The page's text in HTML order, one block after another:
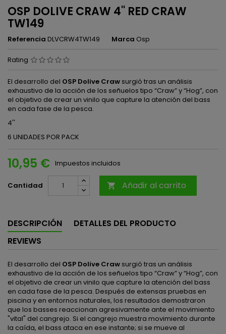
OSP DOLIVE CRAW 4'' RED CRAW
TW149
Referencia DLVCRW4TW149 Marca Osp
Rating
El desarrollo del OSP Dolive Craw surgió tras un análisis
exhaustivo de la acción de los señuelos tipo “Craw” y “Hog”, con
el objetivo de crear un vinilo que capture la atención del bass
en cada fase de la pesca.
4''
6 UNIDADES POR PACK
10,95 € Impuestos incluidos
Cantidad  Añadir al carrito
DESCRIPCIÓN
DETALLES DEL PRODUCTO
REVIEWS
El desarrollo del OSP Dolive Craw surgió tras un análisis
exhaustivo de la acción de los señuelos tipo “Craw” y “Hog”, con
el objetivo de crear un vinilo que capture la atención del bass
en cada fase de la pesca. Después de extensas pruebas en
piscina y en entornos naturales, los resultados demostraron
que los basses reaccionan agresivamente ante el movimiento
"vital" del cangrejo. Si el cangrejo muestra movimiento durante
la caída, el bass ataca en ese instante; si se mueve al